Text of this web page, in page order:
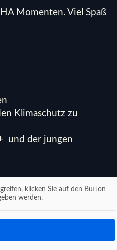
Momenten. Viel Spaß
Klimaschutz zu
und der jungen
klicken Sie auf den Button
werden.